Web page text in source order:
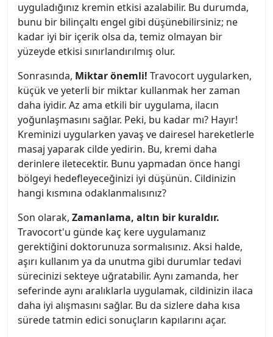
uyguladığınız kremin etkisi azalabilir. Bu durumda,
bunu bir bilinçaltı engel gibi düşünebilirsiniz; ne
kadar iyi bir içerik olsa da, temiz olmayan bir
yüzeyde etkisi sınırlandırılmış olur.
Sonrasında, Miktar önemli! Travocort uygularken,
küçük ve yeterli bir miktar kullanmak her zaman
daha iyidir. Az ama etkili bir uygulama, ilacın
yoğunlaşmasını sağlar. Peki, bu kadar mı? Hayır!
Kreminizi uygularken yavaş ve dairesel hareketlerle
masaj yaparak cilde yedirin. Bu, kremi daha
derinlere iletecektir. Bunu yapmadan önce hangi
bölgeyi hedefleyeceğinizi iyi düşünün. Cildinizin
hangi kısmına odaklanmalısınız?
Son olarak, Zamanlama, altın bir kuraldır.
Travocort'u günde kaç kere uygulamanız
gerektiğini doktorunuza sormalısınız. Aksi halde,
aşırı kullanım ya da unutma gibi durumlar tedavi
sürecinizi sekteye uğratabilir. Aynı zamanda, her
seferinde aynı aralıklarla uygulamak, cildinizin ilaca
daha iyi alışmasını sağlar. Bu da sizlere daha kısa
sürede tatmin edici sonuçların kapılarını açar.